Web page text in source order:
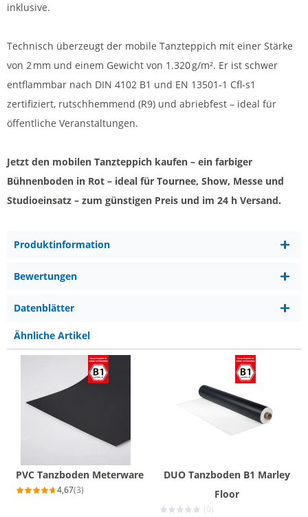
inklusive.
Technisch überzeugt der mobile Tanzteppich mit einer Stärke
von 2 mm und einem Gewicht von 1.320 g/m². Er ist schwer
entflammbar nach DIN 4102 B1 und EN 13501-1 Cfl-s1
zertifiziert, rutschhemmend (R9) und abriebfest – ideal für
öffentliche Veranstaltungen.
Jetzt den mobilen Tanzteppich kaufen – ein farbiger
Bühnenboden in Rot – ideal für Tournee, Show, Messe und
Studioeinsatz – zum günstigen Preis und im 24 h Versand.
Produktinformation
Bewertungen
Datenblätter
Ähnliche Artikel
PVC Tanzboden Meterware
4,67(3)
DUO Tanzboden B1 Marley
Floor
(0)